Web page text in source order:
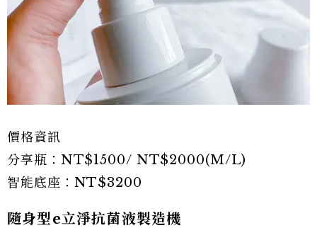
價格資訊
分享瓶：NT$1500/ NT$2000(M/L)
智能底座：NT$3200
隨身型e立淨抗菌液製造機